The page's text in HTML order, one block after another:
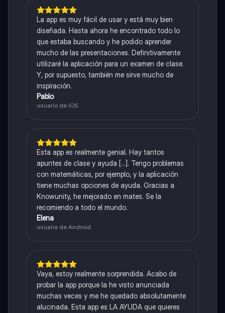
La app es muy fácil de usar y está muy bien
diseñada. Hasta ahora he encontrado todo lo
que estaba buscando y he podido aprender
mucho de las presentaciones. Definitivamente
utilizaré la aplicación para un examen de clase.
Y, por supuesto, también me sirve mucho de
inspiración.
Pablo
usuario de iOS
Esta app es realmente genial. Hay tantos
apuntes de clase y ayuda [...]. Tengo problemas
con matemáticas, por ejemplo, y la aplicación
tiene muchas opciones de ayuda. Gracias a
Knowunity, he mejorado en mates. Se la
recomiendo a todo el mundo.
Elena
usuaria de Android
Vaya, estoy realmente sorprendida. Acabo de
probar la app porque la he visto anunciada
muchas veces y me he quedado absolutamente
alucinada. Esta app es LA AYUDA que quieres